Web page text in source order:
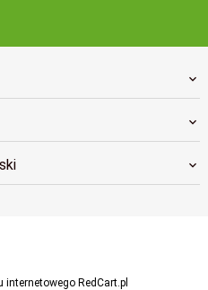
internetowegoRedCart.pl